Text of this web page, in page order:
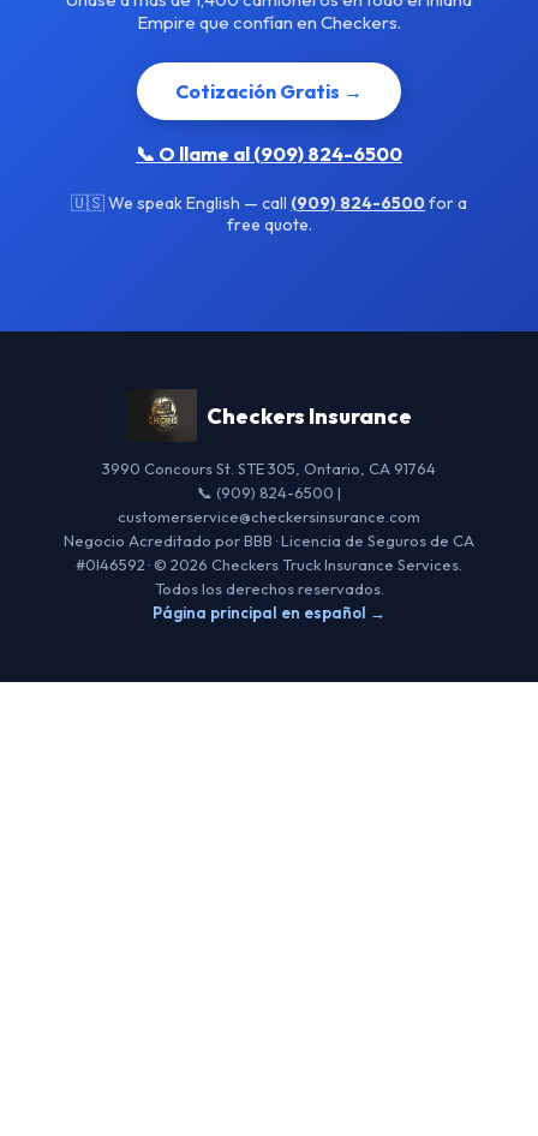
Empire que confían en Checkers.
Cotización Gratis →
📞 O llame al (909) 824-6500
🇺🇸 We speak English — call (909) 824-6500for a
free quote.
Checkers Insurance
3990 Concours St. STE 305, Ontario, CA 91764
📞 (909) 824-6500 |
customerservice@checkersinsurance.com
Negocio Acreditado por BBB · Licencia de Seguros de CA
#0I46592 · © 2026 Checkers Truck Insurance Services.
Todos los derechos reservados.
Página principal en español →